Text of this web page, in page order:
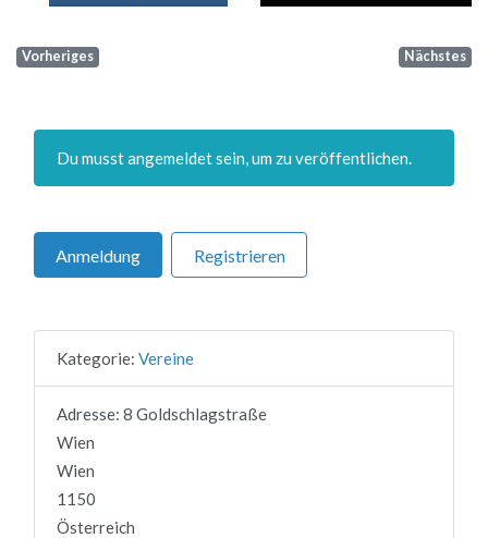
Vorheriges Nächstes
Du musst angemeldet sein, um zu veröffentlichen.
Anmeldung Registrieren
Kategorie: Vereine
Adresse: 8 Goldschlagstraße
Wien
Wien
1150
Österreich